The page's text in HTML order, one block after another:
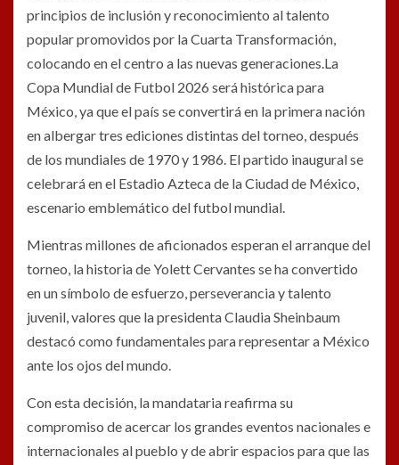
principios de inclusión y reconocimiento al talento
popular promovidos por la Cuarta Transformación,
colocando en el centro a las nuevas generaciones.La
Copa Mundial de Futbol 2026 será histórica para
México, ya que el país se convertirá en la primera nación
en albergar tres ediciones distintas del torneo, después
de los mundiales de 1970 y 1986. El partido inaugural se
celebrará en el Estadio Azteca de la Ciudad de México,
escenario emblemático del futbol mundial.
Mientras millones de aficionados esperan el arranque del
torneo, la historia de Yolett Cervantes se ha convertido
en un símbolo de esfuerzo, perseverancia y talento
juvenil, valores que la presidenta Claudia Sheinbaum
destacó como fundamentales para representar a México
ante los ojos del mundo.
Con esta decisión, la mandataria reafirma su
compromiso de acercar los grandes eventos nacionales e
internacionales al pueblo y de abrir espacios para que las